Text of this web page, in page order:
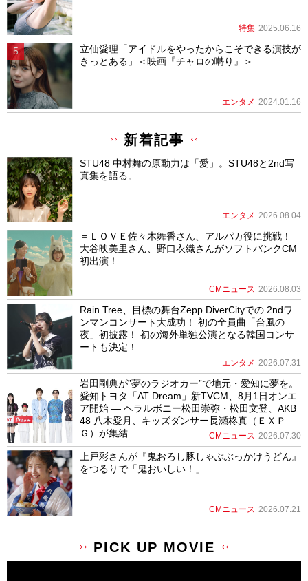
特集 2025.06.16
立仙愛理「アイドルをやったからこそできる演技が
きっとある」＜映画『チャロの囀り』＞
エンタメ 2024.01.16
新着記事
STU48 中村舞の原動力は「愛」。STU48と2nd写
真集を語る。
エンタメ 2026.08.04
＝ＬＯＶＥ佐々木舞香さん、アルパカ役に挑戦！
大谷映美里さん、野口衣織さんがソフトバンクCM
初出演！
CMニュース 2026.08.03
Rain Tree、目標の舞台Zepp DiverCityでの 2ndワ
ンマンコンサート大成功！ 初の全員曲「台風の
夜」初披露！ 初の海外単独公演となる韓国コンサ
ートも決定！
エンタメ 2026.07.31
岩田剛典が”夢のラジオカー”で地元・愛知に夢を。
愛知トヨタ「AT Dream」新TVCM、8月1日オンエ
ア開始 ― ヘラルボニー松田崇弥・松田文登、AKB
48 八木愛月、キッズダンサー長瀬柊真（ＥＸＰ
Ｇ）が集結 ―
CMニュース 2026.07.30
上戸彩さんが『鬼おろし豚しゃぶぶっかけうどん』
をつるりで「鬼おいしい！」
CMニュース 2026.07.21
PICK UP MOVIE